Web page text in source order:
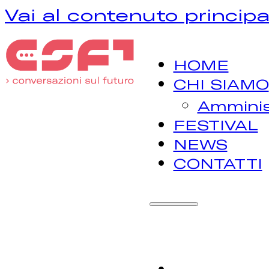
Vai al contenuto
HOME
CHI SIAMO
FESTIVAL
NEWS
CONTATTI